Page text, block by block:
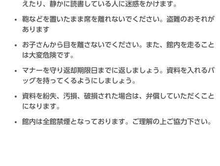
えたり、静かに読書している人に迷惑をかけます。
鞄などを置いたまま席を離れないでください。盗難のおそれが
あります
お子さんから目を離さないでください。また、館内を走ること
は大変危険です。
マナーを守り返却期限日までに返しましょう。資料を入れるバ
ッグを持ってくるようにしましょう。
資料を紛失、汚損、破損された場合は、弁償していただくこと
になります。
館内は全館禁煙となっております。ご理解の上ご協力下さい。